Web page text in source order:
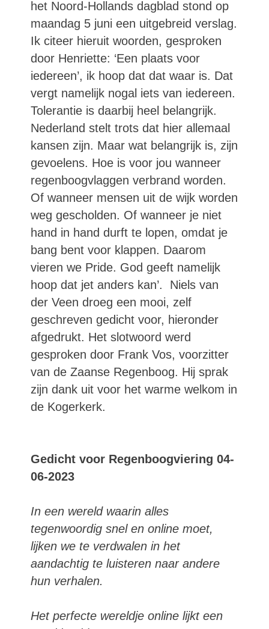
het Noord-Hollands dagblad stond op
maandag 5 juni een uitgebreid verslag.
Ik citeer hieruit woorden, gesproken
door Henriette: ‘Een plaats voor
iedereen’, ik hoop dat dat waar is. Dat
vergt namelijk nogal iets van iedereen.
Tolerantie is daarbij heel belangrijk.
Nederland stelt trots dat hier allemaal
kansen zijn. Maar wat belangrijk is, zijn
gevoelens. Hoe is voor jou wanneer
regenboogvlaggen verbrand worden.
Of wanneer mensen uit de wijk worden
weg gescholden. Of wanneer je niet
hand in hand durft te lopen, omdat je
bang bent voor klappen. Daarom
vieren we Pride. God geeft namelijk
hoop dat jet anders kan’. Niels van
der Veen droeg een mooi, zelf
geschreven gedicht voor, hieronder
afgedrukt. Het slotwoord werd
gesproken door Frank Vos, voorzitter
van de Zaanse Regenboog. Hij sprak
zijn dank uit voor het warme welkom in
de Kogerkerk.
Gedicht voor Regenboogviering 04-
06-2023
In een wereld waarin alles
tegenwoordig snel en online moet,
lijken we te verdwalen in het
aandachtig te luisteren naar andere
hun verhalen.
Het perfecte wereldje online lijkt een